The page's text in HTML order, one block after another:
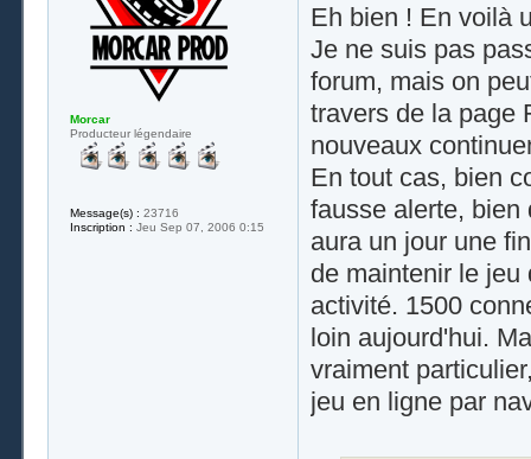
Eh bien ! En voilà
Je ne suis pas
forum, mais on
travers de la page
nouveaux
En tout cas, bien
fausse alerte, bien
aura un jour une
de maintenir le
activité. 1500
loin aujourd'hui.
vraiment
jeu en ligne par
Morcar
Producteur légendaire
Message(s) : 23716
Inscription : Jeu Sep 07, 2006 0:15